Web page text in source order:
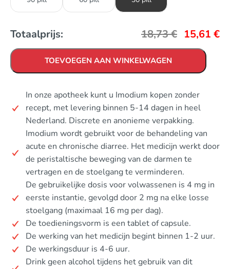
Totaalprijs: 18,73€ 15,61 €
TOEVOEGEN AAN WINKELWAGEN
In onze apotheek kunt u Imodium kopen zonder
recept, met levering binnen 5-14 dagen in heel
Nederland. Discrete en anonieme verpakking.
Imodium wordt gebruikt voor de behandeling van
acute en chronische diarree. Het medicijn werkt door
de peristaltische beweging van de darmen te
vertragen en de stoelgang te verminderen.
De gebruikelijke dosis voor volwassenen is 4 mg in
eerste instantie, gevolgd door 2 mg na elke losse
stoelgang (maximaal 16 mg per dag).
De toedieningsvorm is een tablet of capsule.
De werking van het medicijn begint binnen 1-2 uur.
De werkingsduur is 4-6 uur.
Drink geen alcohol tijdens het gebruik van dit